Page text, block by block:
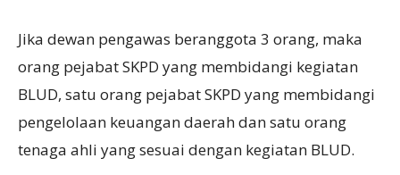
Jika dewan pengawas beranggota 3 orang, maka
orang pejabat SKPD yang membidangi kegiatan
BLUD, satu orang pejabat SKPD yang membidangi
pengelolaan keuangan daerah dan satu orang
tenaga ahli yang sesuai dengan kegiatan BLUD.